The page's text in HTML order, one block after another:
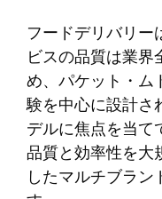
フードデリバリ
ビスの品質は業
め、パケット・ム
験を中心に設計さ
デルに焦点を当て
品質と効率性を大
したマルチブラン